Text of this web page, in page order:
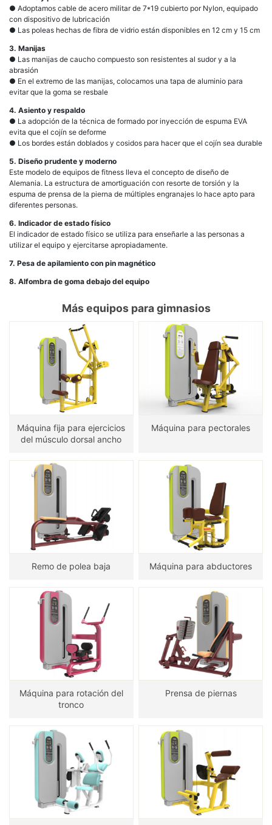
● Adoptamos cable de acero militar de 7*19 cubierto por Nylon, equipado
con dispositivo de lubricación
● Las poleas hechas de fibra de vidrio están disponibles en 12 cm y 15 cm
3. Manijas
● Las manijas de caucho compuesto son resistentes al sudor y a la
abrasión
● En el extremo de las manijas, colocamos una tapa de aluminio para
evitar que la goma se resbale
4. Asiento y respaldo
● La adopción de la técnica de formado por inyección de espuma EVA
evita que el cojín se deforme
● Los bordes están doblados y cosidos para hacer que el cojín sea durable
5. Diseño prudente y moderno
Este modelo de equipos de fitness lleva el concepto de diseño de
Alemania. La estructura de amortiguación con resorte de torsión y la
espuma de prensa de la pierna de múltiples engranajes lo hace apto para
diferentes personas.
6. Indicador de estado físico
El indicador de estado físico se utiliza para enseñarle a las personas a
utilizar el equipo y ejercitarse apropiadamente.
7. Pesa de apilamiento con pin magnético
8. Alfombra de goma debajo del equipo
Más equipos para gimnasios
Máquina fija para ejercicios
del músculo dorsal ancho
Máquina para pectorales
Remo de polea baja Máquina para abductores
Máquina para rotación del
tronco
Prensa de piernas